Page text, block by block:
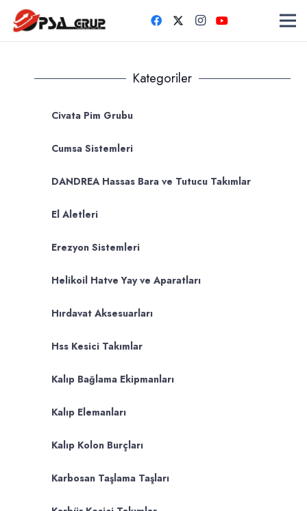
Kategoriler
Civata Pim Grubu
Cumsa Sistemleri
DANDREA Hassas Bara ve Tutucu Takımlar
El Aletleri
Erezyon Sistemleri
Helikoil Hatve Yay ve Aparatları
Hırdavat Aksesuarları
Hss Kesici Takımlar
Kalıp Bağlama Ekipmanları
Kalıp Elemanları
Kalıp Kolon Burçları
Karbosan Taşlama Taşları